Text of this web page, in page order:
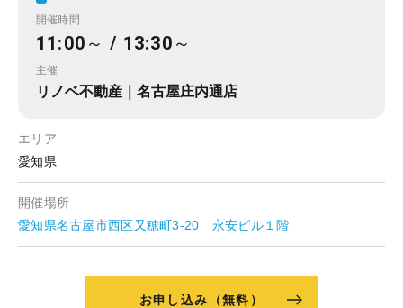
開催時間
11:00～ / 13:30～
主催
リノベ不動産｜名古屋庄内通店
エリア
愛知県
開催場所
愛知県名古屋市西区又穂町3-20 永安ビル１階
お申し込み（無料）